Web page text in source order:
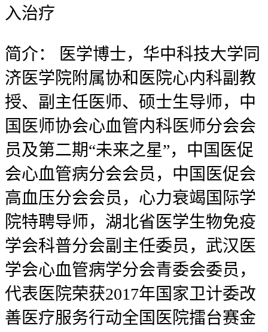
入治疗
简介：
医学博士，华中科技大学同
济医学院附属协和医院心内科副教
授、副主任医师、硕士生导师，中
国医师协会心血管内科医师分会会
员及第二期“未来之星”，中国医促
会心血管病分会会员，中国医促会
高血压分会会员，心力衰竭国际学
院特聘导师，湖北省医学生物免疫
学会科普分会副主任委员，武汉医
学会心血管病学分会青委会委员，
代表医院荣获2017年国家卫计委改
善医疗服务行动全国医院擂台赛金